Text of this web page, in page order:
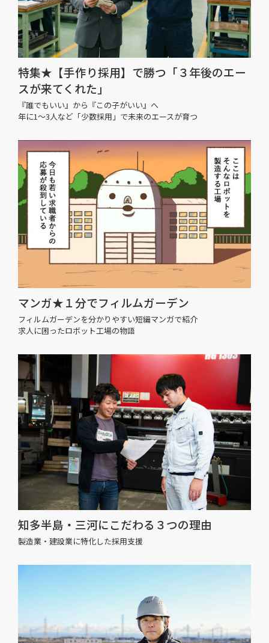
特集★【手作り採用】で勝つ「３年後のエー
スが来てくれた」
『誰でもいい』から『この子がいい』へ
年に1〜3人など「少数採用」で未来のエースが育つ
マンガ★１分でフィルムガーデン
フィルムガーデンを分かりやすい短編マンガで紹介
求人に困ったロボット工場の物語
知多半島・三河にこだわる３つの理由
製造業・建設業に特化した採用支援